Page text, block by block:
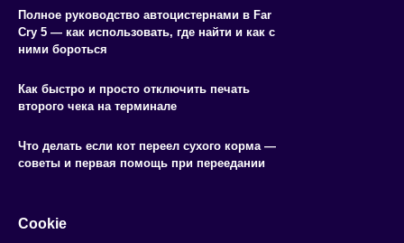
Полное руководство автоцистернами в Far
Cry 5 — как использовать, где найти и как с
ними бороться
Как быстро и просто отключить печать
второго чека на терминале
Что делать если кот переел сухого корма —
советы и первая помощь при переедании
Cookie